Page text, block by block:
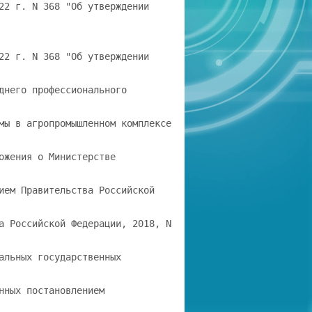
и лиц с ограниченными возможностями здоровья срок получения образования может быть увеличен не более чем на один год по сравнению со сроком получения образования для соответствующей формы обучения. 1.11. Конкретный срок получения образования в очно-заочной и заочной формах обучения, а 19.01.20233 Система ГАРАНТ 2/10 Приказ Министерства просвещения РФ от 27 мая 2022 г. N 368 "Об утверждении федерального государственного… также по индивидуальному учебному плану, в том числе при ускоренном обучении, определяется образовательной организацией самостоятельно в пределах сроков, установленных пунктом 1.9 ФГОС СПО. 1.12. Для определения объема образовательной программы образовательной организацией может быть применена система зачетных единиц, при этом одна зачетная единица соответствует 32 - 36 академическим часам. 1.13. Срок получения образования по образовательной программе, реализуемой в условиях эксперимента по разработке, апробации и внедрению новой образовательной технологии конструирования образовательных программ среднего профессионального образования в рамках федерального проекта "Профессионалитет", а также объем такой образовательной программы, могут быть уменьшены с учётом соответствующей ПООП, но не более чем на 40 процентов от срока получения образования и объема образовательной программы, установленных настоящим ФГОС СПО 4, за исключением срока получения образования и объема образовательной программы, отведённых на получение среднего общего образования в пределах образовательной программы. 1.14. Область профессиональной деятельности, в которых выпускники, освоившие образовательную программу, могут осуществлять профессиональную деятельность: 13 Сельское хозяйство 5. Выпускники могут осуществлять профессиональную деятельность в других областях профессиональной деятельности и (или) сферах профессиональной деятельности при условии соответствия уровня их образования и полученных компетенций требованиям к квалификации работника. 1.15. При разработке образовательной программы организация устанавливает направленность, которая соответствует специальности в целом, с учетом соответствующей ПООП. II. Требования к структуре образовательной программы 2.1. Структура и объем образовательной программы (таблица N 1) включает: дисциплины (модули); практику; государственную итоговую аттестацию. Таблица N 1 Структура и объем образовательной программы Структура образовательной программы Объем образовательной программы, в академических часах Дисциплины (модули) Не менее 1476 Практика Не менее 432 Государственная итоговая аттестация 216 Общий объем образовательной программы: на базе среднего общего образования 2952 на базе основного общего образования, 4428 включая получение среднего общего образования в соответствии с требованиями федерального государственного образовательного стандарта среднего общего образования 19.01.20233 Система ГАРАНТ 3/10 Приказ Министерства просвещения РФ от 27 мая 2022 г. N 368 "Об утверждении федерального государственного… 2.2. Образовательная программа включает циклы: социально-гуманитарный цикл; общепрофессиональный цикл; профессиональный цикл. 2.3. В рамках образовательной программы выделяются обязательная часть и часть, формируемая участниками образовательных отношений (вариативная часть). Обязательная часть образовательной программы направлена на формирование общих и профессиональных компетенций, предусмотренных главой III ФГОС СПО. Объем обязательной части без учета объема государственной итоговой атте